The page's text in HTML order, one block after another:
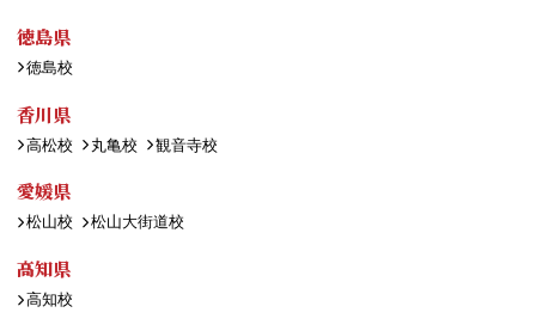
徳島県
徳島校
香川県
高松校 丸亀校 観音寺校
愛媛県
松山校 松山大街道校
高知県
高知校